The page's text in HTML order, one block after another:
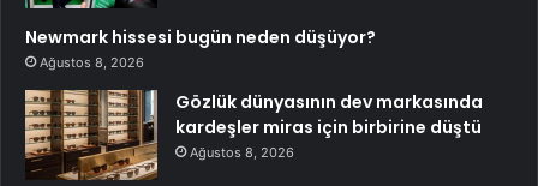
Newmark hissesi bugün neden düşüyor?
Ağustos 8, 2026
Gözlük dünyasının dev markasında
kardeşler miras için birbirine düştü
Ağustos 8, 2026